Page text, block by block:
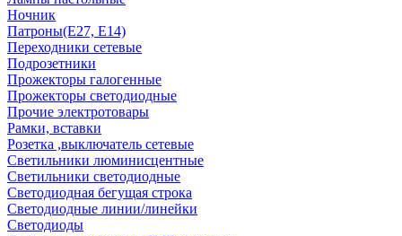
Ночник
Патроны(Е27, Е14)
Переходники сетевые
Подрозетники
Прожекторы галогенные
Прожекторы светодиодные
Прочие электротовары
Рамки, вставки
Розетка ,выключатель сетевые
Светильники люминисцентные
Светильники светодиодные
Светодиодная бегущая строка
Светодиодные линии/линейки
Светодиоды